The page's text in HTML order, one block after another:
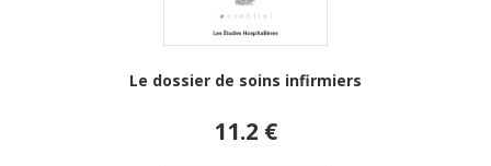
Le dossier de soins infirmiers
11.2 €